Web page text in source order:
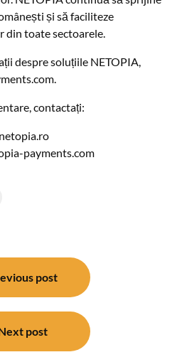
și să faciliteze
din toate sectoarele.
despre soluțiile NETOPIA,
contactați:
payments.com
post
post